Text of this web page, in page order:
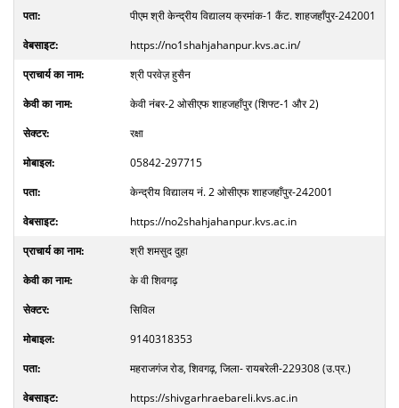
पीएम श्री केन्द्रीय विद्यालय क्रमांक-1 कैंट. शाहजहाँपुर-242001
https://no1shahjahanpur.kvs.ac.in/
श्री परवेज़ हुसैन
केवी नंबर-2 ओसीएफ शाहजहाँपुर (शिफ्ट-1 और 2)
रक्षा
05842-297715
केन्द्रीय विद्यालय नं. 2 ओसीएफ शाहजहाँपुर-242001
https://no2shahjahanpur.kvs.ac.in
श्री शमसुद दुहा
के वी शिवगढ़
सिविल
9140318353
महराजगंज रोड, शिवगढ़, जिला- रायबरेली-229308 (उ.प्र.)
https://shivgarhraebareli.kvs.ac.in